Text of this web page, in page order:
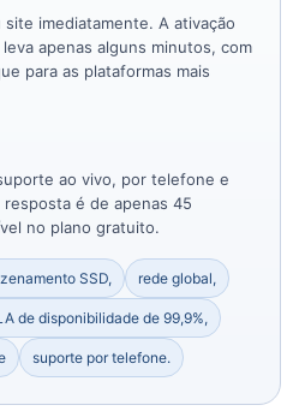
imediatamente. A ativação
apenas alguns minutos, com
para as plataformas mais
ao vivo, por telefone e
é de apenas 45
no plano gratuito.
SSD, rede global,
de disponibilidade de 99,9%,
suporte por telefone.